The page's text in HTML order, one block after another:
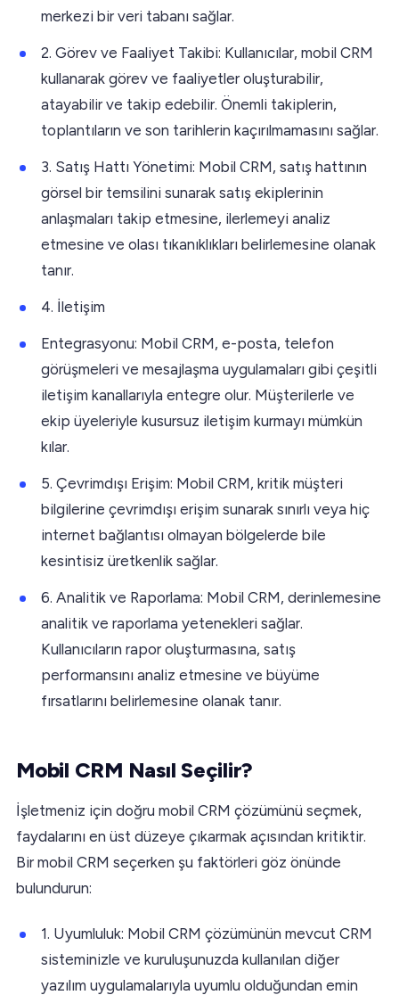
merkezi bir veri tabanı sağlar.
2. Görev ve Faaliyet Takibi: Kullanıcılar, mobil CRM
kullanarak görev ve faaliyetler oluşturabilir,
atayabilir ve takip edebilir. Önemli takiplerin,
toplantıların ve son tarihlerin kaçırılmamasını sağlar.
3. Satış Hattı Yönetimi: Mobil CRM, satış hattının
görsel bir temsilini sunarak satış ekiplerinin
anlaşmaları takip etmesine, ilerlemeyi analiz
etmesine ve olası tıkanıklıkları belirlemesine olanak
tanır.
4. İletişim
Entegrasyonu: Mobil CRM, e-posta, telefon
görüşmeleri ve mesajlaşma uygulamaları gibi çeşitli
iletişim kanallarıyla entegre olur. Müşterilerle ve
ekip üyeleriyle kusursuz iletişim kurmayı mümkün
kılar.
5. Çevrimdışı Erişim: Mobil CRM, kritik müşteri
bilgilerine çevrimdışı erişim sunarak sınırlı veya hiç
internet bağlantısı olmayan bölgelerde bile
kesintisiz üretkenlik sağlar.
6. Analitik ve Raporlama: Mobil CRM, derinlemesine
analitik ve raporlama yetenekleri sağlar.
Kullanıcıların rapor oluşturmasına, satış
performansını analiz etmesine ve büyüme
fırsatlarını belirlemesine olanak tanır.
Mobil CRM Nasıl Seçilir?
İşletmeniz için doğru mobil CRM çözümünü seçmek,
faydalarını en üst düzeye çıkarmak açısından kritiktir.
Bir mobil CRM seçerken şu faktörleri göz önünde
bulundurun:
1. Uyumluluk: Mobil CRM çözümünün mevcut CRM
sisteminizle ve kuruluşunuzda kullanılan diğer
yazılım uygulamalarıyla uyumlu olduğundan emin